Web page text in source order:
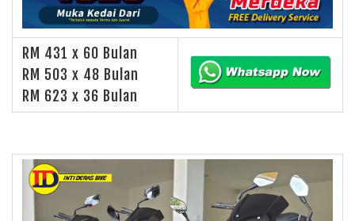
RM 431 x 60 Bulan
RM 503 x 48 Bulan
RM 623 x 36 Bulan